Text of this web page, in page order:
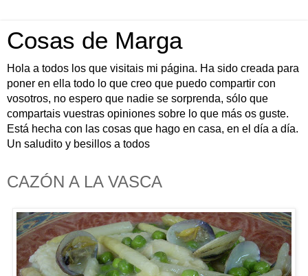
Cosas de Marga
Hola a todos los que visitais mi página. Ha sido creada para
poner en ella todo lo que creo que puedo compartir con
vosotros, no espero que nadie se sorprenda, sólo que
compartais vuestras opiniones sobre lo que más os guste.
Está hecha con las cosas que hago en casa, en el día a día.
Un saludito y besillos a todos
CAZÓN A LA VASCA